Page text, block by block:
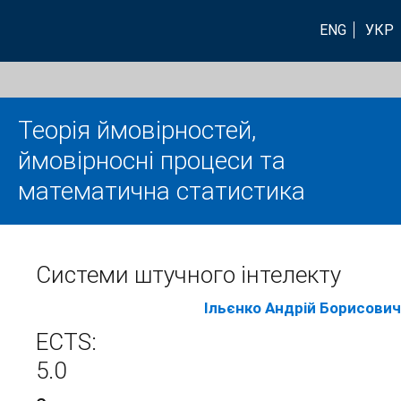
ENG УКР
Теорія ймовірностей,
ймовірносні процеси та
математична статистика
Системи штучного інтелекту
Ільєнко Андрій Борисович
ECTS:
5.0